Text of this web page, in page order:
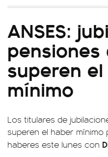
ANSES:
pensiones
superen
mínimo
Los titulares de
superen el haber
haberes este lunes con